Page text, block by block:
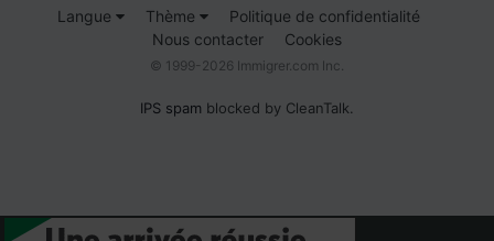
Langue Thème
Politique de confidentialité
Nous contacter
Cookies
© 1999-2026 Immigrer.com Inc.
IPS spam blocked by CleanTalk.